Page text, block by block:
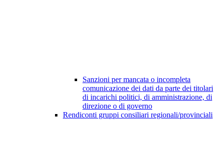
Sanzioni per mancata o incompleta
comunicazione dei dati da parte dei titolari
di incarichi politici, di amministrazione, di
direzione o di governo
Rendiconti gruppi consiliari regionali/provinciali